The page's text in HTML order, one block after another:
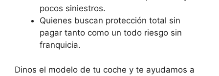
pocos siniestros.
Quienes buscan protección total sin
pagar tanto como un todo riesgo sin
franquicia.
Dinos el modelo de tu coche y te ayudamos a